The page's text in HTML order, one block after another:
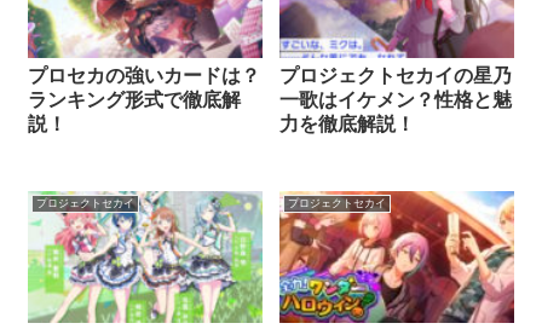
プロセカの強いカードは？
ランキング形式で徹底解
説！
プロジェクトセカイの星乃
一歌はイケメン？性格と魅
力を徹底解説！
プロジェクトセカイ プロジェクトセカイ